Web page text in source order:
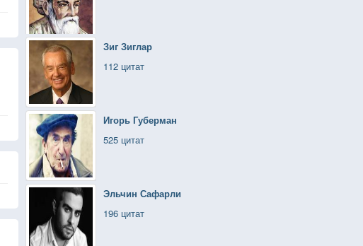
Зиг Зиглар
112 цитат
Игорь Губерман
525 цитат
Эльчин Сафарли
196 цитат